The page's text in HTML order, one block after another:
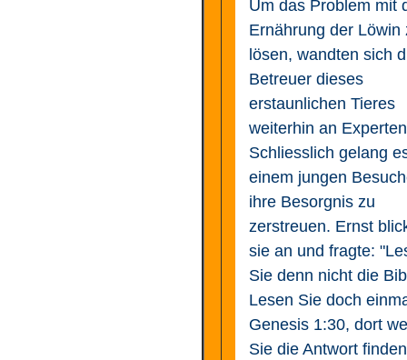
Um das Problem mit
Ernährung der Löwin
lösen, wandten sich
Betreuer dieses
erstaunlichen Tieres
weiterhin an
Schliesslich gelang
einem jungen
ihre Besorgnis zu
zerstreuen. Ernst
sie an und fragte:
Sie denn nicht die
Lesen Sie doch
Genesis 1:30, dort
Sie die Antwort